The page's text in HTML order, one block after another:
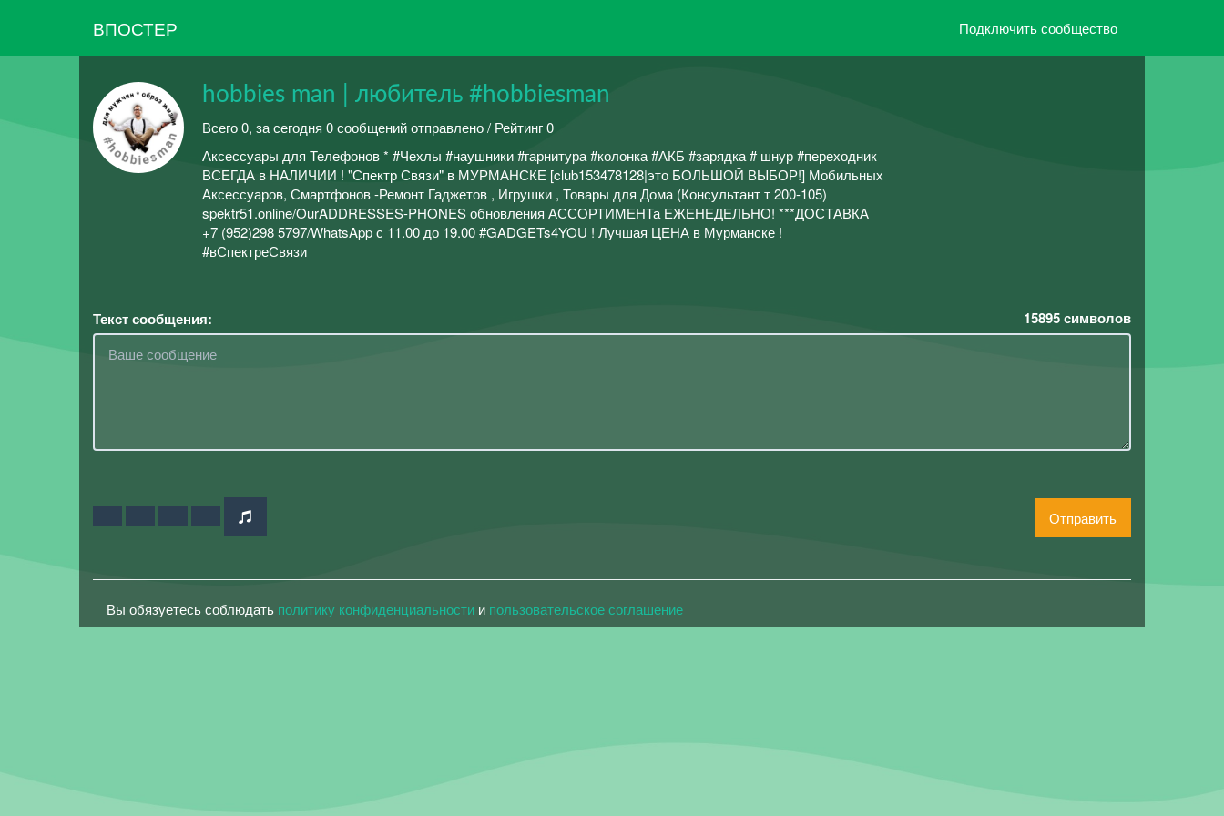
ВПОСТЕР Подключить сообщество
hobbies man | любитель #hobbiesman
Всего 0, за сегодня 0 сообщений отправлено / Рейтинг 0
Аксессуары для Телефонов * #Чехлы #наушники #гарнитура #колонка #АКБ #зарядка # шнур #переходник
ВСЕГДА в НАЛИЧИИ ! "Спектр Связи" в МУРМАНСКЕ [club153478128|это БОЛЬШОЙ ВЫБОР!] Мобильных
Аксессуаров, Смартфонов -Ремонт Гаджетов , Игрушки , Товары для Дома (Консультант т 200-105)
spektr51.online/OurADDRESSES-PHONES обновления АССОРТИМЕНТа ЕЖЕНЕДЕЛЬНО! ***ДОСТАВКА
+7 (952)298 5797/WhatsApp с 11.00 до 19.00 #GADGETs4YOU ! Лучшая ЦЕНА в Мурманске !
#вСпектреСвязи
Текст сообщения: 15895символов
Отправить
Вы обязуетесь соблюдать политику конфиденциальности и пользовательское соглашение